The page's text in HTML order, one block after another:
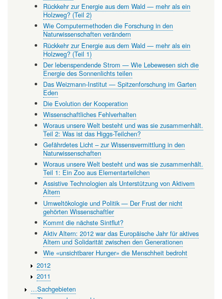
Rückkehr zur Energie aus dem Wald — mehr als ein
Holzweg? (Teil 2)
Wie Computermethoden die Forschung in den
Naturwissenschaften verändern
Rückkehr zur Energie aus dem Wald — mehr als ein
Holzweg? (Teil 1)
Der lebenspendende Strom — Wie Lebewesen sich die
Energie des Sonnenlichts teilen
Das Weizmann-Institut — Spitzenforschung im Garten
Eden
Die Evolution der Kooperation
Wissenschaftliches Fehlverhalten
Woraus unsere Welt besteht und was sie zusammenhält.
Teil 2: Was ist das Higgs-Teilchen?
Gefährdetes Licht – zur Wissensvermittlung in den
Naturwissenschaften
Woraus unsere Welt besteht und was sie zusammenhält.
Teil 1: Ein Zoo aus Elementarteilchen
Assistive Technologien als Unterstützung von Aktivem
Altern
Umweltökologie und Politik — Der Frust der nicht
gehörten Wissenschaftler
Kommt die nächste Sintflut?
Aktiv Altern: 2012 war das Europäische Jahr für aktives
Altern und Solidarität zwischen den Generationen
Wie «unsichtbarer Hunger» die Menschheit bedroht
2012
2011
…Sachgebieten